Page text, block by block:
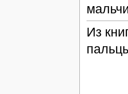
Из